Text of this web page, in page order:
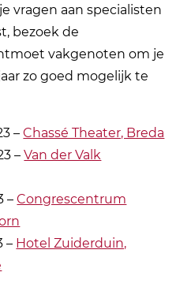
vragen aan specialisten
bezoek de
vakgenoten om je
zo goed mogelijk te
–Chassé Theater, Breda
–Van der Valk
–Congrescentrum
– Hotel Zuiderduin,